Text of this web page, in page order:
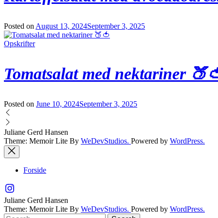
Posted on August 13, 2024September 3, 2025
Opskrifter
Tomatsalat med nektariner
Posted on June 10, 2024September 3, 2025
Juliane Gerd Hansen
Theme: Memoir Lite By WeDevStudios. Powered by WordPress.
Forside
Juliane Gerd Hansen
Theme: Memoir Lite By WeDevStudios. Powered by WordPress.